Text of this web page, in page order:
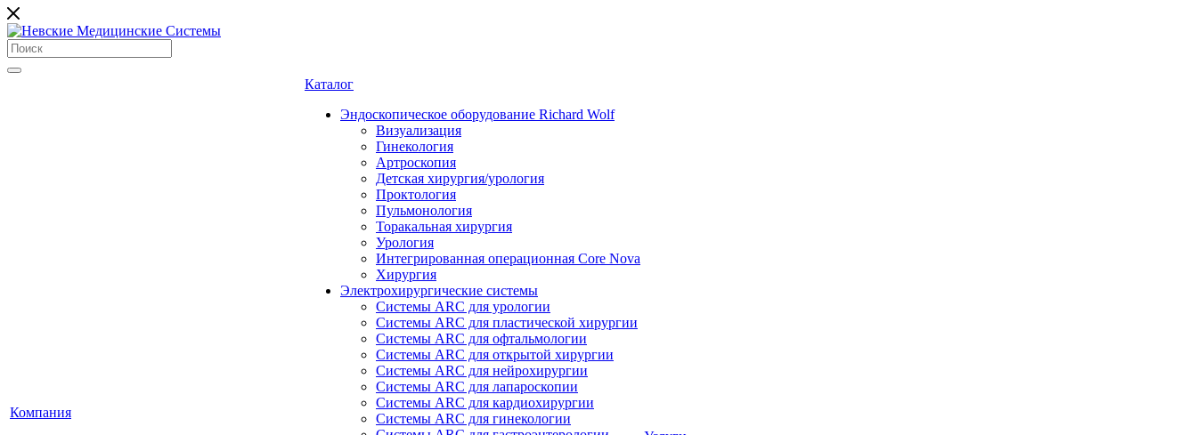
Компания
Каталог
Эндоскопическое оборудование Richard Wolf
Визуализация
Гинекология
Артроскопия
Детская хирургия/урология
Проктология
Пульмонология
Торакальная хирургия
Урология
Интегрированная операционная Core Nova
Хирургия
Электрохирургические системы
Системы ARC для урологии
Системы ARC для пластической хирургии
Системы ARC для офтальмологии
Системы ARC для открытой хирургии
Системы ARC для нейрохирургии
Системы ARC для лапароскопии
Системы ARC для кардиохирургии
Системы ARC для гинекологии